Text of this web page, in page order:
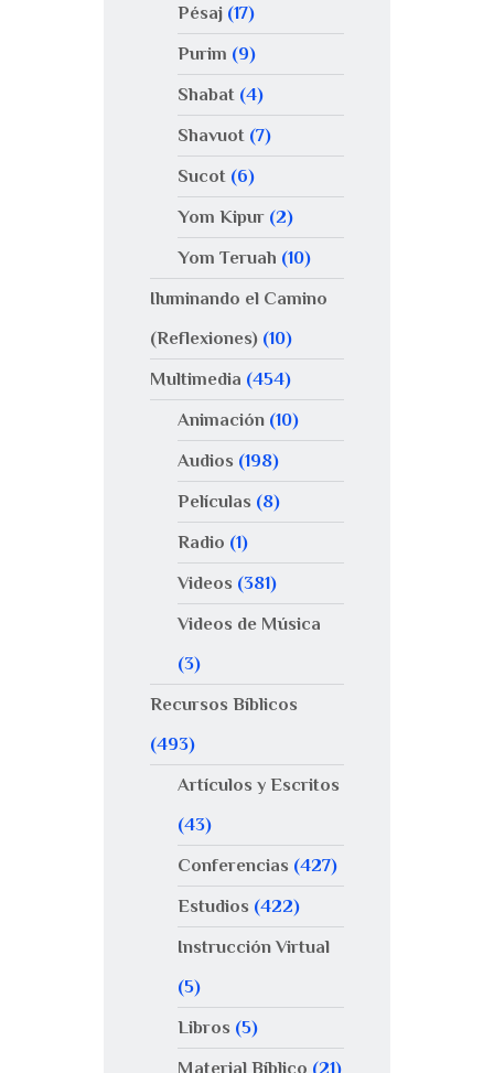
Pésaj(17)
Purim (9)
Shabat (4)
Shavuot (7)
Sucot (6)
Yom Kipur(2)
Yom Teruah (10)
Iluminando el Camino
(Reflexiones) (10)
Multimedia (454)
Animación(10)
Audios (198)
Películas (8)
Radio (1)
Videos (381)
Videos de Música
(3)
Recursos Bíblicos
(493)
Artículos y Escritos
(43)
Conferencias (427)
Estudios (422)
Instrucción Virtual
(5)
Libros (5)
Material Bíblico (21)